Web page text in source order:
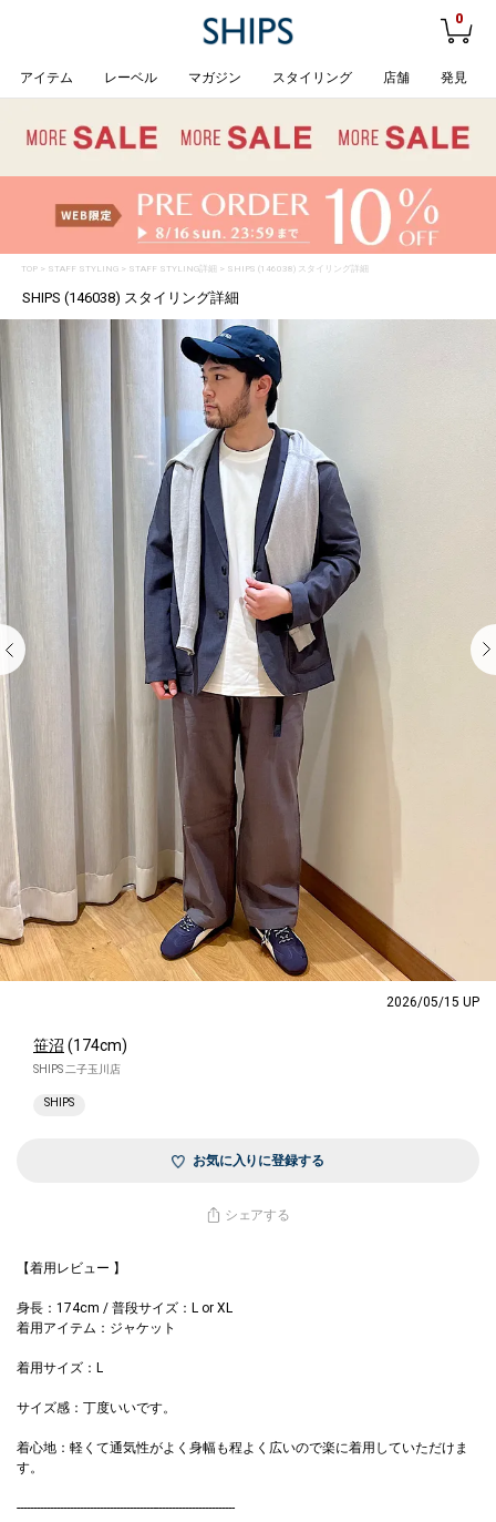
0
アイテム レーベル マガジン スタイリング 店舗 発見
TOP> STAFF STYLING> STAFF STYLING詳細 > SHIPS (146038) スタイリング詳細
SHIPS (146038) スタイリング詳細
2026/05/15 UP
笹沼 (174cm)
SHIPS 二子玉川店
SHIPS
お気に入りに登録する
シェアする
【着用レビュー 】
身長：174cm / 普段サイズ：L or XL
着用アイテム：ジャケット
着用サイズ：L
サイズ感：丁度いいです。
着心地：軽くて通気性がよく身幅も程よく広いので楽に着用していただけま
す。
------------------------------------------------------------------